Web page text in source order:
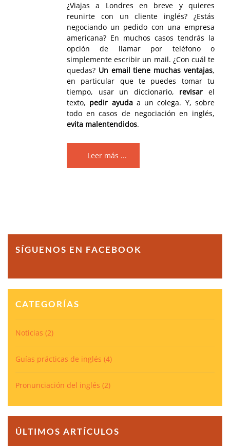
¿Viajas a Londres en breve y quieres
reunirte con un cliente inglés? ¿Estás
negociando un pedido con una empresa
americana? En muchos casos tendrás la
opción de llamar por teléfono o
simplemente escribir un mail. ¿Con cuál te
quedas? Un email tiene muchas ventajas,
en particular que te puedes tomar tu
tiempo, usar un diccionario, revisar el
texto, pedir ayudaa un colega. Y, sobre
todo en casos de negociación en inglés,
evita malentendidos.
Leer más ...
SÍGUENOS EN FACEBOOK
CATEGORÍAS
Noticias (2)
Guías prácticas de inglés (4)
Pronunciación del inglés (2)
ÚLTIMOS ARTÍCULOS